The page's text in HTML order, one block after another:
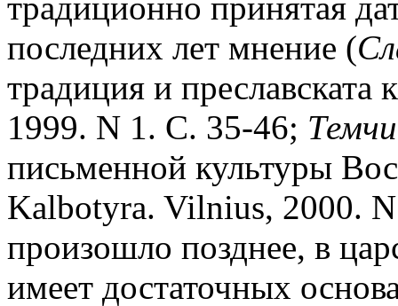
последних лет мнение (
традиция и
1999. N 1. С. 35-46;
письменной культуры
Kalbotyra. Vilnius, 2000.
произошло позднее, в
имеет достаточных